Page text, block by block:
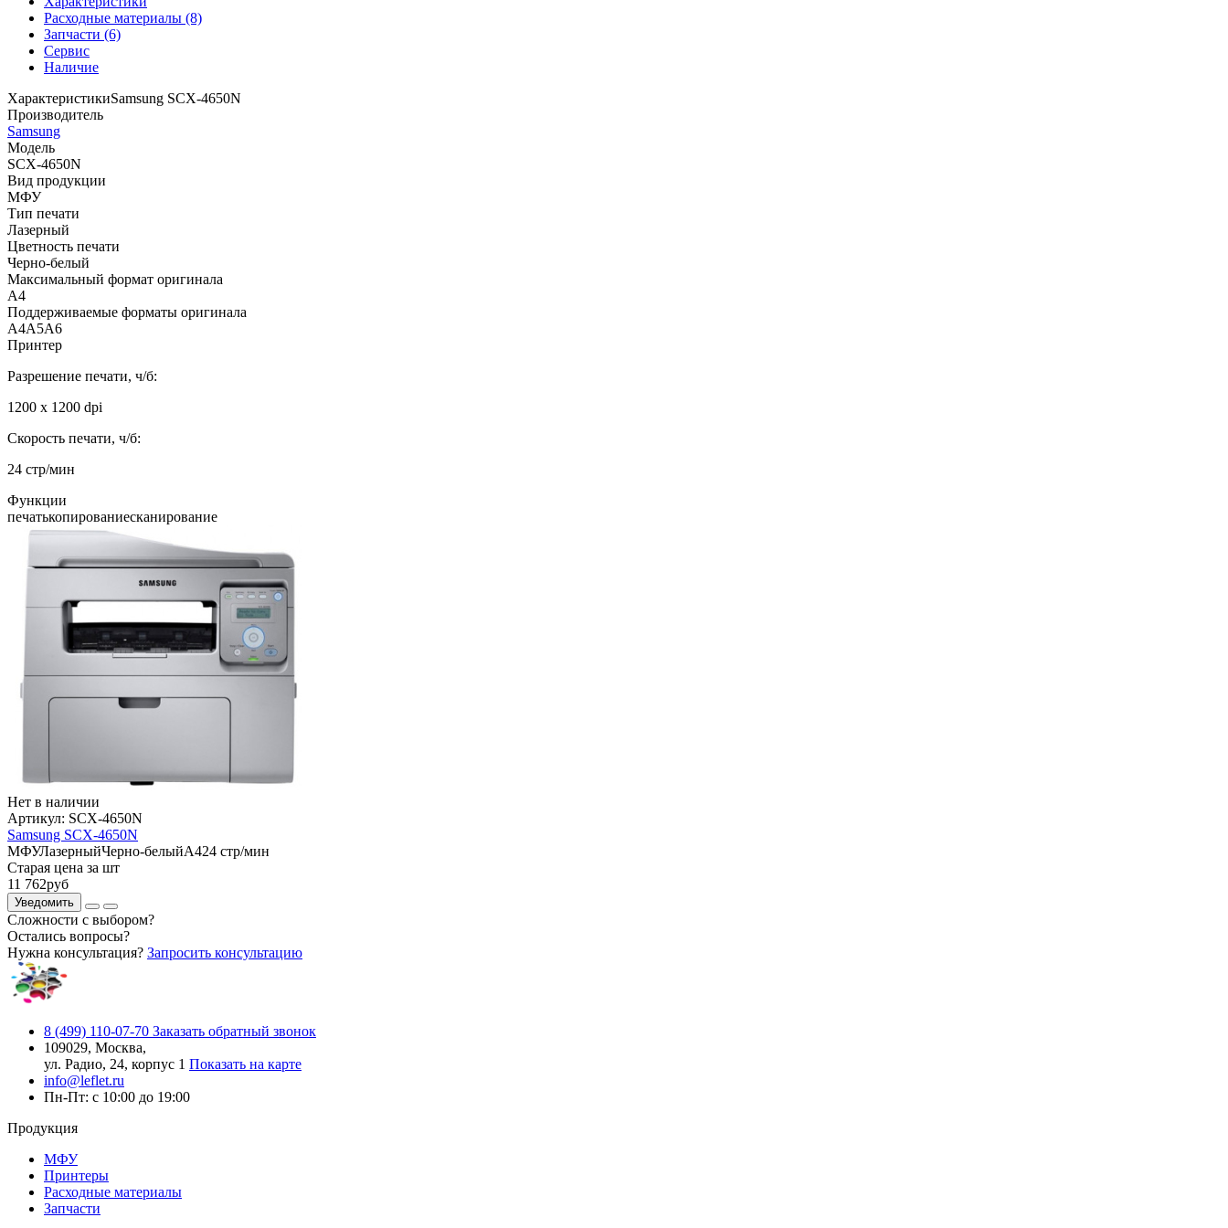
Расходные материалы (8)
Запчасти (6)
Сервис
Наличие
ХарактеристикиSamsung SCX-4650N
Производитель
Samsung
Модель
SCX-4650N
Вид продукции
МФУ
Тип печати
Лазерный
Цветность печати
Черно-белый
Максимальный формат оригинала
A4
Поддерживаемые форматы оригинала
A4A5A6
Принтер
Разрешение печати, ч/б:
1200 x 1200 dpi
Скорость печати, ч/б:
24 стр/мин
Функции
печатькопированиесканирование
Нет в наличии
Артикул: SCX-4650N
Samsung SCX-4650N
МФУЛазерныйЧерно-белыйA424 стр/мин
Старая цена за шт
11 762руб
Уведомить
Сложности с выбором?
Остались вопросы?
Нужна консультация? Запросить консультацию
8 (499) 110-07-70 Заказать обратный звонок
109029, Москва,
ул. Радио, 24, корпус 1 Показать на карте
info@leflet.ru
Пн-Пт: с 10:00 до 19:00
Продукция
МФУ
Принтеры
Расходные материалы
Запчасти